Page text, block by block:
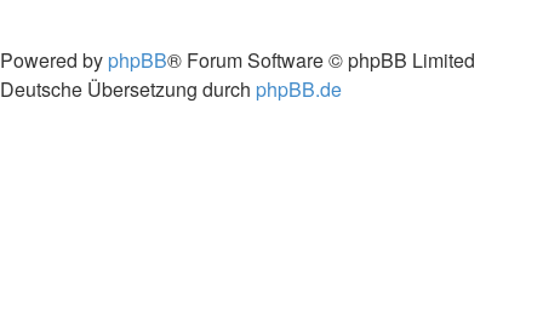
Powered by phpBB® Forum Software © phpBB Limited
Deutsche Übersetzung durch phpBB.de